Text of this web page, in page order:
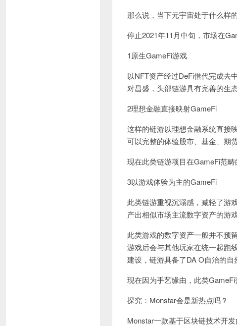
那么说，当下元宇宙处于什么样
停止2021年11月中旬，市场在
1原生GameFi游戏
以NFT资产经过DeFi借代完成去
对昌盛，头部链游具有完善的生
2理想金融直接映射GameFi
这样的链游以理想金融系统直接
可以完整的体验股市、基金、期
现在此类链游项目在GameFi范畴
3以游戏体验为主的GameFi
此类链游重视沉溺感，减轻了游
产出相似市场主流数字资产的游
此类游戏的数字资产一般并不预
游戏后会与其他玩家在统一起跑
建设，链游具备了DA O自治的自
现在因为手艺缘由，此类GameFi
探究：Monstar会是新热点吗？
Monstar一款基于区块链技术开